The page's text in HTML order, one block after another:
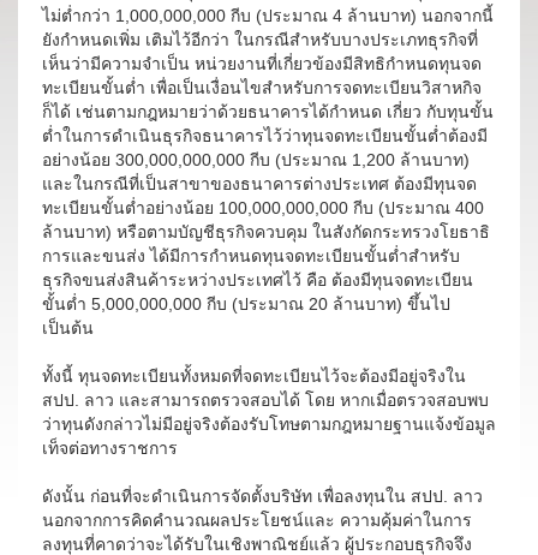
ไม่ต่ำกว่า 1,000,000,000 กีบ (ประมาณ 4 ล้านบาท) นอกจากนี้
ยังกำหนดเพิ่ม เติมไว้อีกว่า ในกรณีสำหรับบางประเภทธุรกิจที่
เห็นว่ามีความจำเป็น หน่วยงานที่เกี่ยวข้องมีสิทธิกำหนดทุนจด
ทะเบียนขั้นต่ำ เพื่อเป็นเงื่อนไขสำหรับการจดทะเบียนวิสาหกิจ
ก็ได้ เช่นตามกฎหมายว่าด้วยธนาคารได้กำหนด เกี่ยว กับทุนขั้น
ต่ำในการดำเนินธุรกิจธนาคารไว้ว่าทุนจดทะเบียนขั้นต่ำต้องมี
อย่างน้อย 300,000,000,000 กีบ (ประมาณ 1,200 ล้านบาท)
และในกรณีที่เป็นสาขาของธนาคารต่างประเทศ ต้องมีทุนจด
ทะเบียนขั้นต่ำอย่างน้อย 100,000,000,000 กีบ (ประมาณ 400
ล้านบาท) หรือตามบัญชีธุรกิจควบคุม ในสังกัดกระทรวงโยธาธิ
การและขนส่ง ได้มีการกำหนดทุนจดทะเบียนขั้นต่ำสำหรับ
ธุรกิจขนส่งสินค้าระหว่างประเทศไว้ คือ ต้องมีทุนจดทะเบียน
ขั้นต่ำ 5,000,000,000 กีบ (ประมาณ 20 ล้านบาท) ขึ้นไป
เป็นต้น
ทั้งนี้ ทุนจดทะเบียนทั้งหมดที่จดทะเบียนไว้จะต้องมีอยู่จริงใน
สปป. ลาว และสามารถตรวจสอบได้ โดย หากเมื่อตรวจสอบพบ
ว่าทุนดังกล่าวไม่มีอยู่จริงต้องรับโทษตามกฎหมายฐานแจ้งข้อมูล
เท็จต่อทางราชการ
ดังนั้น ก่อนที่จะดำเนินการจัดตั้งบริษัท เพื่อลงทุนใน สปป. ลาว
นอกจากการคิดคำนวณผลประโยชน์และ ความคุ้มค่าในการ
ลงทุนที่คาดว่าจะได้รับในเชิงพาณิชย์แล้ว ผู้ประกอบธุรกิจจึง